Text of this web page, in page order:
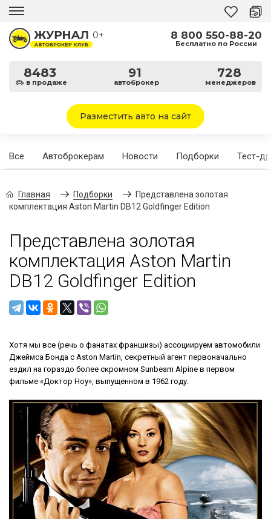
0+
8483
в продаже
91
автоброкер
728
менеджеров
8 800 550-88-20
Бесплатно по России
Разместить авто на сайт
Все Автоброкерам Новости Подборки Тест-
Главная Подборки
Представлена золотая
комплектация Aston Martin DB12 Goldfinger Edition
Представлена золотая
комплектация Aston Martin
DB12 Goldfinger Edition
Хотя мы все (речь о фанатах франшизы) ассоциируем автомобили
Джеймса Бонда с Aston Martin, секретный агент первоначально
ездил на гораздо более скромном Sunbeam Alpine в первом
фильме «Доктор Ноу», выпущенном в 1962 году.